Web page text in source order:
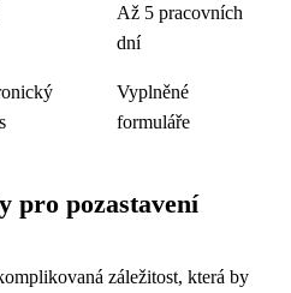
Až 5 pracovních
dní
Vyplněné
formuláře
pro pozastavení
záležitost, která by